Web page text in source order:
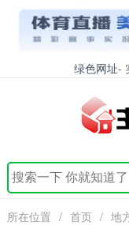
绿色网址-
所在位置 / 首页 / 地